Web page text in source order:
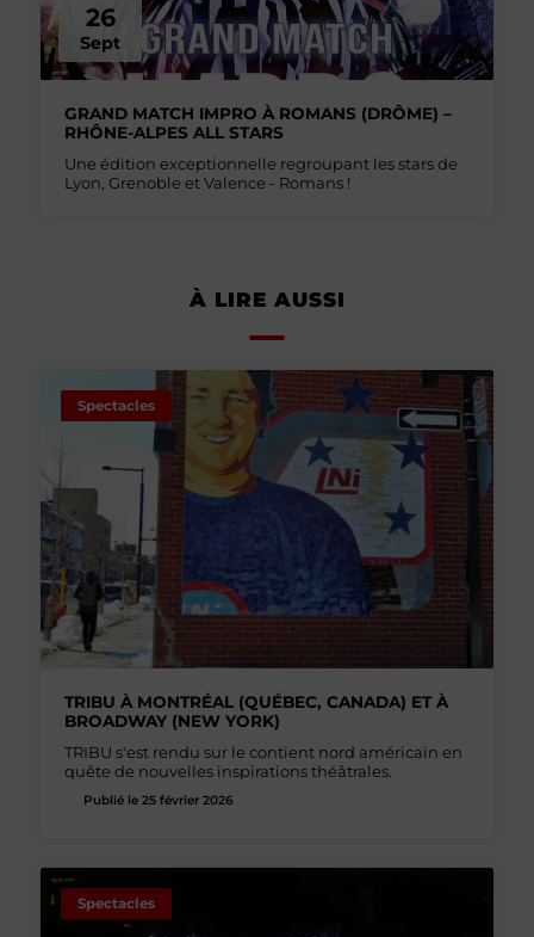
26
Sept
GRAND MATCH IMPRO À ROMANS (DRÔME) –
RHÔNE-ALPES ALL STARS
Une édition exceptionnelle regroupant les stars de
Lyon, Grenoble et Valence - Romans !
À LIRE AUSSI
Spectacles
TRIBU À MONTRÉAL (QUÉBEC, CANADA) ET À
BROADWAY (NEW YORK)
TRIBU s'est rendu sur le contient nord américain en
quête de nouvelles inspirations théâtrales.
Publié le 25 février 2026
Spectacles